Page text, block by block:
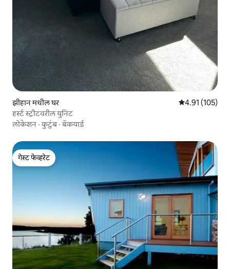
झीहान मधील घर 5 पैकी 4.91
4.91 (105)
हर्स्ट स्ट्रीटवरील युनिट
लोकेशन ·कुटुंब·बॅकयार्ड
गेस्ट फेव्हरेट
गेस्ट फेव्हरेट